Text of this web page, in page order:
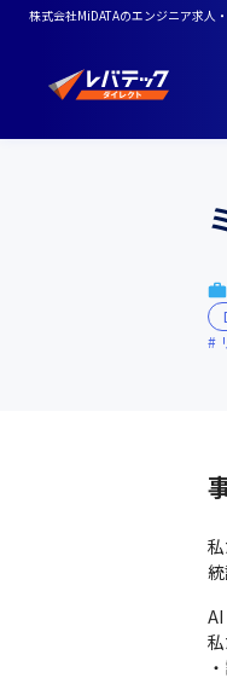
株式会社MiDATAのエンジニア求